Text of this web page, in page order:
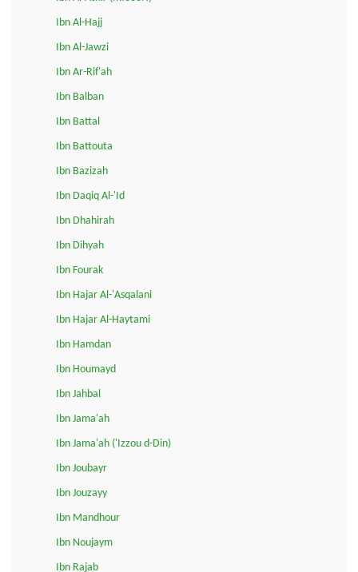
Ibn Al-Hajj
Ibn Al-Jawzi
Ibn Ar-Rif'ah
Ibn Balban
Ibn Battal
Ibn Battouta
Ibn Bazizah
Ibn Daqiq Al-'Id
Ibn Dhahirah
Ibn Dihyah
Ibn Fourak
Ibn Hajar Al-'Asqalani
Ibn Hajar Al-Haytami
Ibn Hamdan
Ibn Houmayd
Ibn Jahbal
Ibn Jama'ah
Ibn Jama'ah ('Izzou d-Din)
Ibn Joubayr
Ibn Jouzayy
Ibn Mandhour
Ibn Noujaym
Ibn Rajab